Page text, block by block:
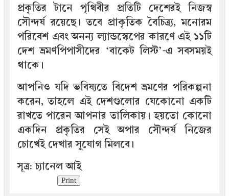
প্রকৃতির টানে পৃথিবীর প্রতিটি দেশেরই নিজস্ব
সৌন্দর্য রয়েছে। তবে প্রাকৃতিক বৈচিত্র্য, মনোরম
পরিবেশ এবং অনন্য ল্যান্ডস্কেপের কারণে এই ১১টি
দেশ ভ্রমণপিপাসীদের ‘বাকেট লিস্ট’-এ সবসময়ই
থাকে।
আপনিও যদি ভবিষ্যতে বিদেশ ভ্রমণের পরিকল্পনা
করেন, তাহলে এই দেশগুলোর যেকোনো একটি
রাখতে পারেন আপনার তালিকায়। হয়তো কোনো
একদিন প্রকৃতির সেই অপার সৌন্দর্য নিজের
চোখেই দেখার সুযোগ মিলবে।
সূত্র: চ্যানেল আই
Print